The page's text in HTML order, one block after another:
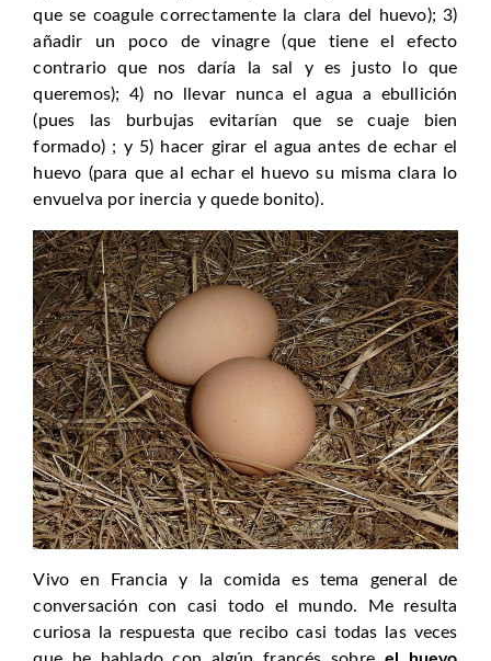
que se coagule correctamente la clara del huevo); 3)
añadir un poco de vinagre (que tiene el efecto
contrario que nos daría la sal y es justo lo que
queremos); 4) no llevar nunca el agua a ebullición
(pues las burbujas evitarían que se cuaje bien
formado) ; y 5) hacer girar el agua antes de echar el
huevo (para que al echar el huevo su misma clara lo
envuelva por inercia y quede bonito).
Vivo en Francia y la comida es tema general de
conversación con casi todo el mundo. Me resulta
curiosa la respuesta que recibo casi todas las veces